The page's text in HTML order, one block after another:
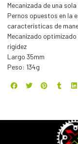
Mecanizada de una
Pernos opuestos en la
características de
Mecanizado
rigidez
Largo 35mm
Peso: 134g